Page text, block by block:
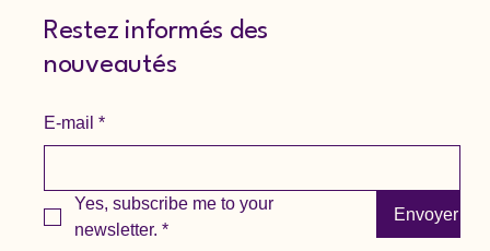
Restez informés des
nouveautés
E-mail *
Yes, subscribe me to your
newsletter. *
Envoyer